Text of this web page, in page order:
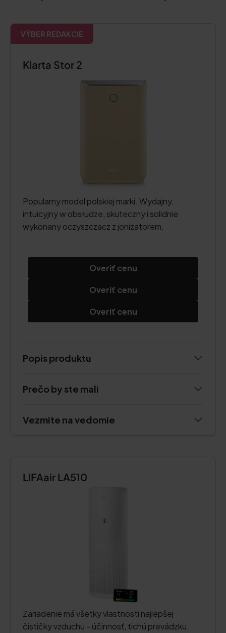
VÝBER REDAKCIE
Klarta Stor 2
Popularny model polskiej marki. Wydajny,
intuicyjny w obsłudze, skuteczny i solidnie
wykonany oczyszczacz z jonizatorem.
Overiť cenu
Overiť cenu
Overiť cenu
Popis produktu
Prečo by ste mali
Vezmite na vedomie
LIFAair LA510
Zariadenie má všetky vlastnosti najlepšej
čističky vzduchu - účinnosť, tichú prevádzku,